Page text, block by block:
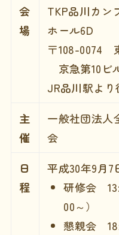
会
場
TKP品川カン
ホール6D
〒108-0074
京急第10ビ
JR品川駅よ
主
催
一般社団法人
会
日
程
平成30年9月7
研修会
00～）
懇親会